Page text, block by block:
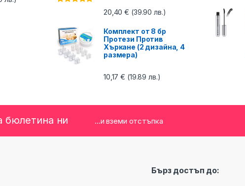
20,40€ (39.90 лв.)
Комплект от 8 бр
Протези Против
Хъркане (2 дизайна, 4
размера)
10,17€ (19.89 лв.)
бюлетина ни ...и вземи отстъпка
Бърз достъп до: